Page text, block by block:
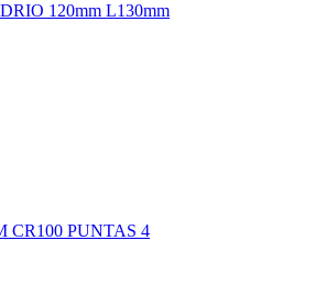
120mm L130mm
CR100 PUNTAS 4